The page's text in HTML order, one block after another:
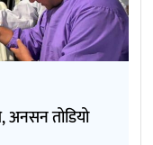
अनसन तोडियो